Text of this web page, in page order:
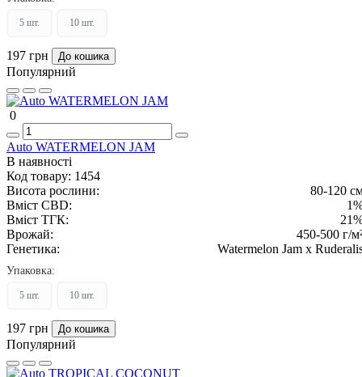
5 шт. 10 шт.
197 грн До кошика
Популярний
0
Auto WATERMELON JAM
В наявності
Код товару: 1454
Висота рослини:
80-120
Вміст CBD:
Вміст ТГК:
Врожай:
450-500 г/
Генетика:
Watermelon Jam x
Упаковка:
5 шт. 10 шт.
197 грн До кошика
Популярний